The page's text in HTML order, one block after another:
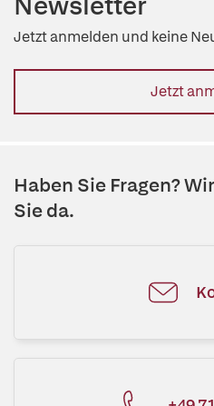
Jetzt anmelden und keine
Jetzt
Haben Sie Fragen?
Sie da.